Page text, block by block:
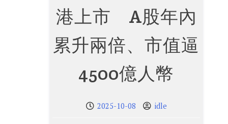
港上市 A股年內
累升兩倍、市值逼
4500億人幣
2025-10-08 idle